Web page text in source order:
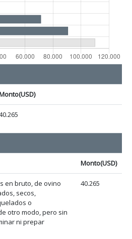
Monto(USD)
en bruto, de ovino
secos,
o
otro modo, pero sin
ni prepar
40.265